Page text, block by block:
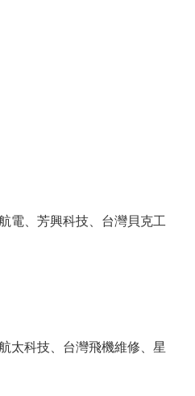
電、芳興科技、台灣貝克工
太科技、台灣飛機維修、星